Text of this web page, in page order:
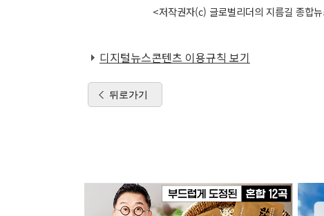
<저작권자(c) 글로벌리더의 지름길 종합
디지털뉴스콘텐츠 이용규칙 보기
뒤로가기